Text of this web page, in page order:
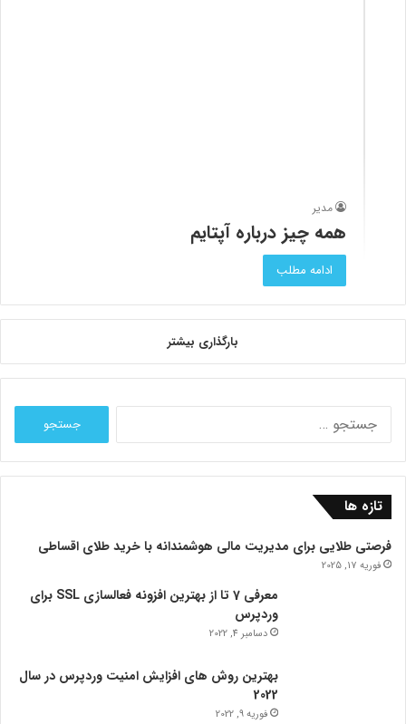
مدیر
همه چیز درباره آپتایم
ادامه مطلب
بارگذاری بیشتر
تازه ها
فرصتی طلایی برای مدیریت مالی هوشمندانه با خرید طلای اقساطی
فوریه 17, 2025
معرفی 7 تا از بهترین افزونه فعالسازی SSL برای
وردپرس
دسامبر 4, 2022
بهترین روش های افزایش امنیت وردپرس در سال
2022
فوریه 9, 2022